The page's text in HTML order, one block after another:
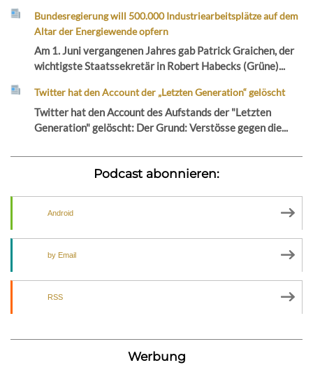
Bundesregierung will 500.000 Industriearbeitsplätze auf dem
Altar der Energiewende opfern
Am 1. Juni vergangenen Jahres gab Patrick Graichen, der
wichtigste Staatssekretär in Robert Habecks (Grüne)...
Twitter hat den Account der „Letzten Generation“ gelöscht
Twitter hat den Account des Aufstands der "Letzten
Generation" gelöscht: Der Grund: Verstösse gegen die...
Podcast abonnieren:
Android
by Email
RSS
Werbung